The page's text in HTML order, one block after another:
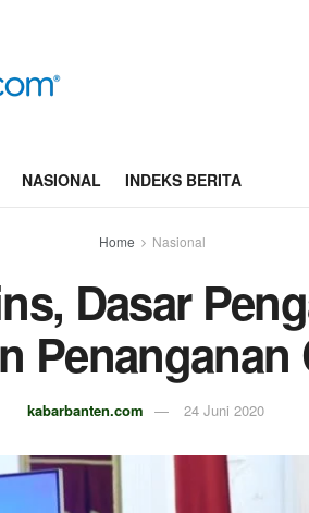
NASIONAL INDEKS BERITA
Home Nasional
Dasar
Penanganan
kabarbanten.com 24 Juni 2020